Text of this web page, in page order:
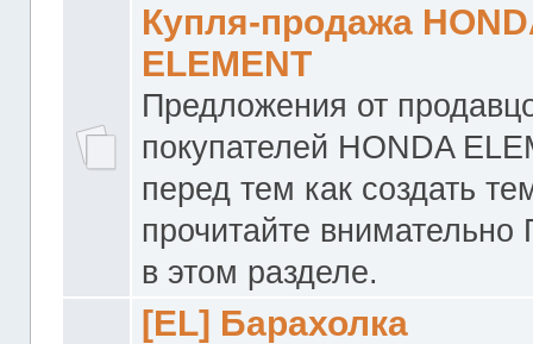
Купля-продажа
ELEMENT
Предложения от
покупателей HONDA
перед тем как создать
прочитайте
в этом разделе.
[EL] Барахолка